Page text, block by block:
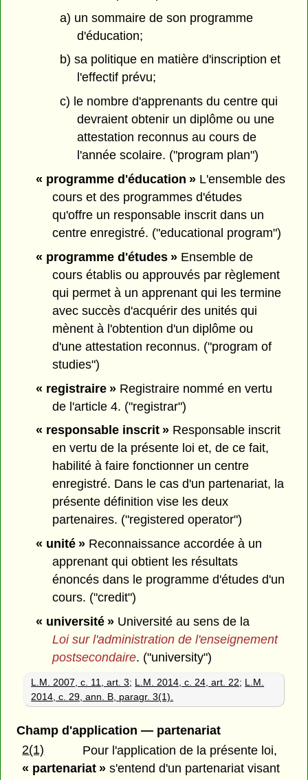
a) un sommaire de son programme
d'éducation;
b) sa politique en matière d'inscription et
l'effectif prévu;
c) le nombre d'apprenants du centre qui
devraient obtenir un diplôme ou une
attestation reconnus au cours de
l'année scolaire. ("program plan")
« programme d'éducation »L'ensemble des
cours et des programmes d'études
qu'offre un responsable inscrit dans un
centre enregistré. ("educational program")
« programme d'études »Ensemble de
cours établis ou approuvés par règlement
qui permet à un apprenant qui les termine
avec succès d'acquérir des unités qui
mènent à l'obtention d'un diplôme ou
d'une attestation reconnus. ("program of
studies")
« registraire »Registraire nommé en vertu
de l'article 4. ("registrar")
« responsable inscrit »Responsable inscrit
en vertu de la présente loi et, de ce fait,
habilité à faire fonctionner un centre
enregistré. Dans le cas d'un partenariat, la
présente définition vise les deux
partenaires. ("registered operator")
« unité »Reconnaissance accordée à un
apprenant qui obtient les résultats
énoncés dans le programme d'études d'un
cours. ("credit")
« université »Université au sens de la
Loi sur l'administration de l'enseignement
postsecondaire. ("university")
L.M. 2007, c. 11, art. 3; L.M. 2014, c. 24, art. 22; L.M.
2014, c. 29, ann. B, paragr. 3(1).
Champ d'application — partenariat
2(1)
Pour l'application de la présente loi,
« partenariat » s'entend d'un partenariat visant